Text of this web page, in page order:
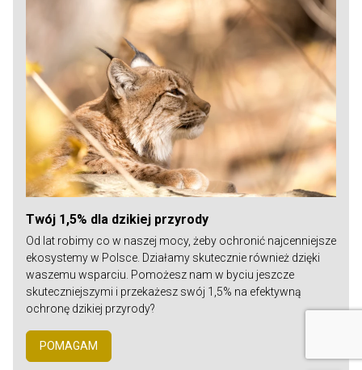
Twój 1,5% dla dzikiej przyrody
Od lat robimy co w naszej mocy, żeby ochronić najcenniejsze
ekosystemy w Polsce. Działamy skutecznie również dzięki
waszemu wsparciu. Pomożesz nam w byciu jeszcze
skuteczniejszymi i przekażesz swój 1,5% na efektywną
ochronę dzikiej przyrody?
POMAGAM